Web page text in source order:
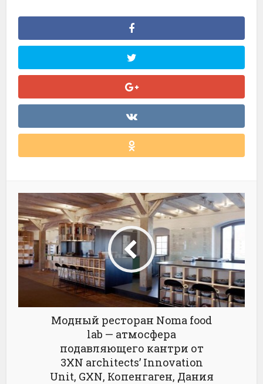
Модный ресторан Noma food
lab — атмосфера
подавляющего кантри от
3XN architects’ Innovation
Unit, GXN, Копенгаген, Дания